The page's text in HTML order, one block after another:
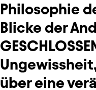
Philosophie
Blicke der
über eine